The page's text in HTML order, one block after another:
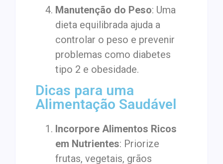
Manutenção do Peso: Uma
dieta equilibrada ajuda a
controlar o peso e prevenir
problemas como diabetes
tipo 2 e obesidade.
Dicas para uma
Alimentação Saudável
Incorpore Alimentos Ricos
em Nutrientes: Priorize
frutas, vegetais, grãos